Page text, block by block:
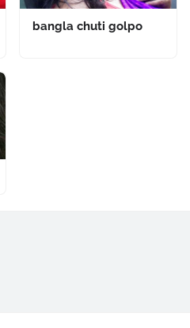
bangla chuti golpo